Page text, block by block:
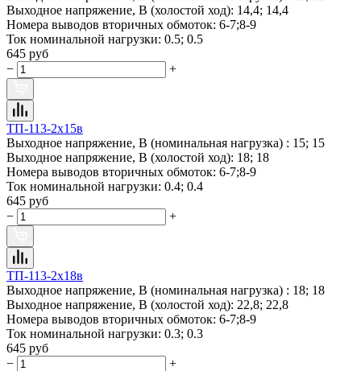
Выходное напряжение, В (холостой ход): 14,4; 14,4
Номера выводов вторичных обмоток: 6-7;8-9
Ток номинальной нагрузки: 0.5; 0.5
645 руб
−
+
ТП-113-2х15в
Выходное напряжение, В (номинальная нагрузка) : 15; 15
Выходное напряжение, В (холостой ход): 18; 18
Номера выводов вторичных обмоток: 6-7;8-9
Ток номинальной нагрузки: 0.4; 0.4
645 руб
−
+
ТП-113-2х18в
Выходное напряжение, В (номинальная нагрузка) : 18; 18
Выходное напряжение, В (холостой ход): 22,8; 22,8
Номера выводов вторичных обмоток: 6-7;8-9
Ток номинальной нагрузки: 0.3; 0.3
645 руб
−
+